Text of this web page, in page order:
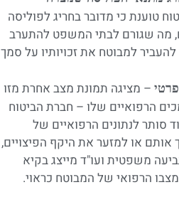
טוענת כי מדובר בחריג לפוליסה
מה שגורם לבתי המשפט להתערב
למבוטח את זכויותיו על סמך
– מציגה תמונת מצב אחרת מזו
הרפואיים שלו – חברת הביטוח
סותר לנתונים הרפואיים של
או למזער את היקף הפיצויים,
משפטית ועו"ד מייצג בקיא
הרפואי של המבוטח כראוי.